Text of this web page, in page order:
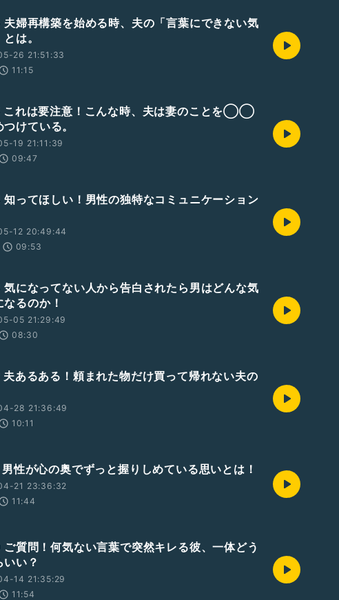
婦再構築を始める時、夫の「言葉にできない気
は。
26 21:51:33
11:15
れは要注意！こんな時、夫は妻のことを◯◯
つけている。
19 21:11:39
09:47
ってほしい！男性の独特なコミュニケーション
12 20:49:44
09:53
になってない人から告白されたら男はどんな気
るのか！
05 21:29:49
08:30
あるある！頼まれた物だけ買って帰れない夫の
28 21:36:49
10:11
性が心の奥でずっと握りしめている思いとは！
21 23:36:32
11:44
質問！何気ない言葉で突然キレる彼、一体どう
いい？
14 21:35:29
11:54